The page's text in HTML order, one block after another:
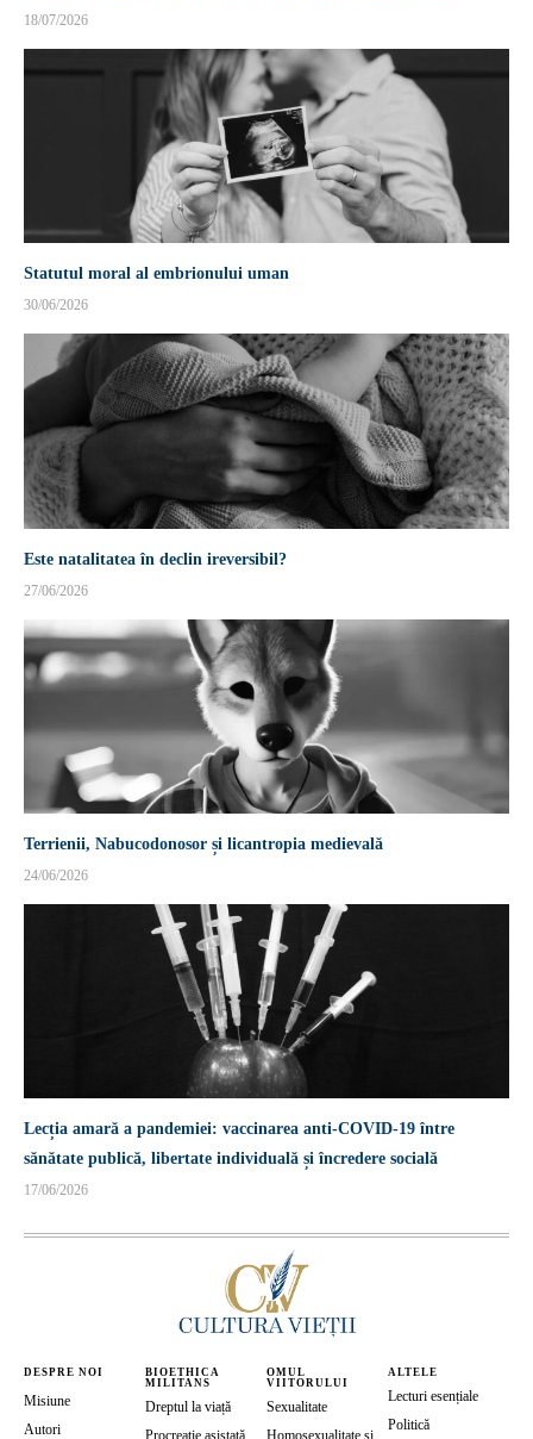
18/07/2026
Statutul moral al embrionului uman
30/06/2026
Este natalitatea în declin ireversibil?
27/06/2026
Terrienii, Nabucodonosor și licantropia medievală
24/06/2026
Lecția amară a pandemiei: vaccinarea anti-COVID-19 între
sănătate publică, libertate individuală și încredere socială
17/06/2026
DESPRE NOI
Misiune
Autori
BIOETHICA
MILITANS
Dreptul la viață
Procreație asistată
OMUL
VIITORULUI
Sexualitate
Homosexualitate și
ALTELE
Lecturi esențiale
Politică